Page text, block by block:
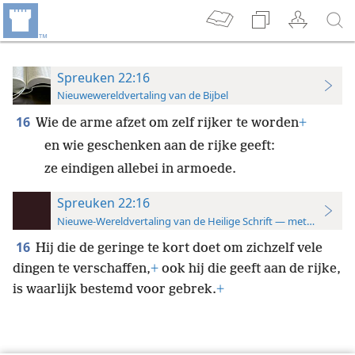
Spreuken 22:16
Nieuwewereldvertaling van de Bijbel
16 Wie de arme afzet om zelf rijker te worden+
en wie geschenken aan de rijke geeft:
ze eindigen allebei in armoede.
Spreuken 22:16
Nieuwe-Wereldvertaling van de Heilige Schrift — met
16 Hij die de geringe te kort doet om zichzelf vele
dingen te verschaffen,+ ook hij die geeft aan de rijke,
is waarlijk bestemd voor gebrek.+